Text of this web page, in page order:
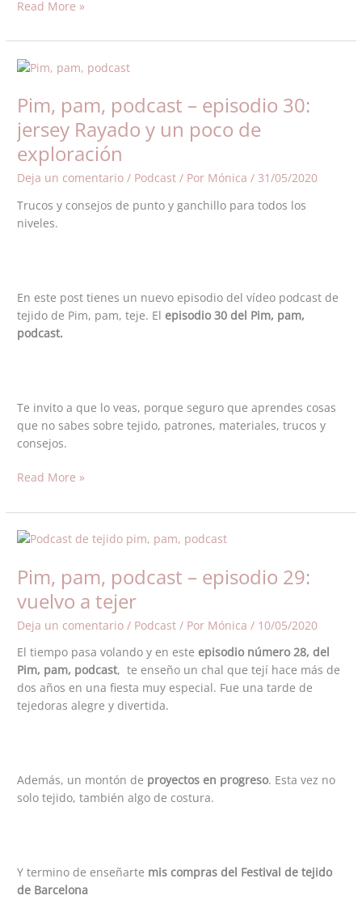
Read More »
Pim, pam, podcast – episodio 30:
jersey Rayado y un poco de
exploración
Deja un comentario / Podcast / Por Mónica/ 31/05/2020
Trucos y consejos de punto y ganchillo para todos los
niveles.
En este post tienes un nuevo episodio del vídeo podcast de
tejido de Pim, pam, teje. Elepisodio 30 del Pim, pam,
podcast.
Te invito a que lo veas, porque seguro que aprendes cosas
que no sabes sobre tejido, patrones, materiales, trucos y
consejos.
Pim,
podcast
–
episodio
30:
jersey
y
un
Read More »
Pim, pam, podcast – episodio 29:
vuelvo a tejer
Deja un comentario / Podcast / Por Mónica/ 10/05/2020
El tiempo pasa volando y en esteepisodio número 28, del
Pim, pam, podcast, te enseño un chal que tejí hace más de
dos años en una fiesta muy especial. Fue una tarde de
tejedoras alegre y divertida.
Además, un montón de proyectos en progreso. Esta vez no
solo tejido, también algo de costura.
Y termino de enseñarte mis compras del Festival de tejido
de Barcelona
Pim,
podcast
episodio
29:
vuelvo
a
tejer